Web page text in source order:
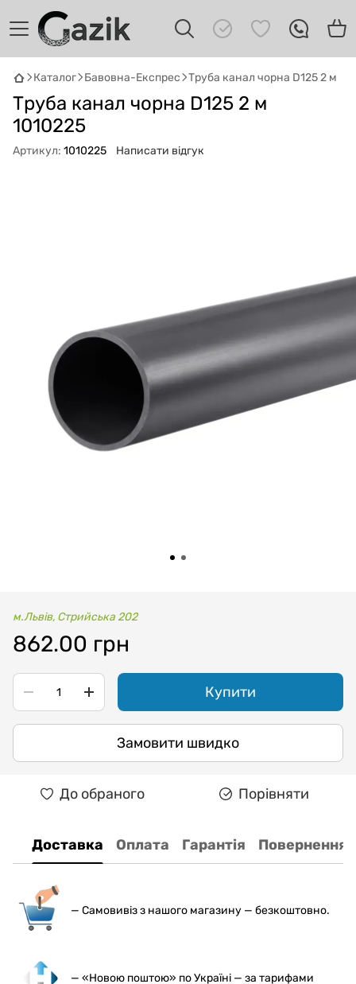
Каталог Бавовна-Експрес Труба канал чорна D125 2 м
Труба канал чорна D125 2 м
1010225
Артикул: 1010225 Написати відгук
м.Львів, Стрийська 202
862.00 грн
Купити
Замовити швидко
До обраного Порівняти
Доставка Оплата Гарантія Повернення
— Самовивіз з нашого магазину — безкоштовно.
— «Новою поштою» по Україні — за тарифами
GAZIKAI
Онлайн · пошук техніки
підібрати вживану комп'ютерну техніку.